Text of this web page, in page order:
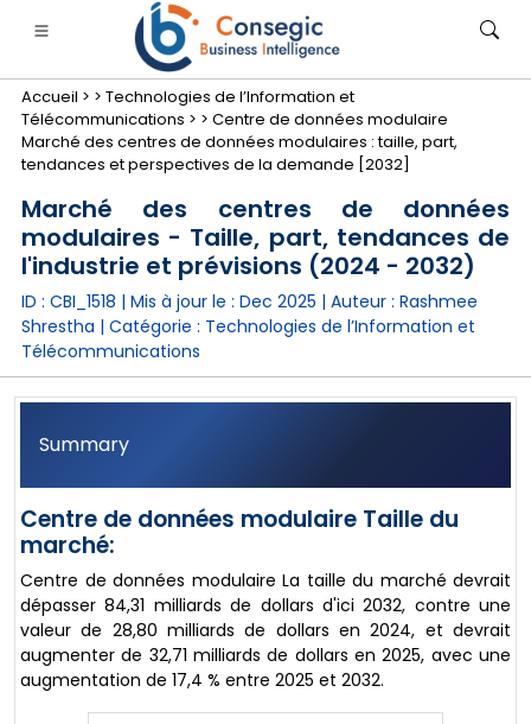
services financiers et assurance
• Biens de consommation
• Énergie et électricité
•
• étude de cas
Accueil > > Technologies de l’Information et
Télécommunications > > Centre de données modulaire
Marché des centres de données modulaires : taille, part,
tendances et perspectives de la demande [2032]
Marché des centres de données
modulaires - Taille, part, tendances de
l'industrie et prévisions (2024 - 2032)
ID : CBI_1518 | Mis à jour le : Dec 2025 | Auteur : Rashmee
Shrestha | Catégorie : Technologies de l’Information et
Télécommunications
Summary
Centre de données modulaire Taille du
marché:
Centre de données modulaire La taille du marché devrait
dépasser 84,31 milliards de dollars d'ici 2032, contre une
valeur de 28,80 milliards de dollars en 2024, et devrait
augmenter de 32,71 milliards de dollars en 2025, avec une
augmentation de 17,4 % entre 2025 et 2032.